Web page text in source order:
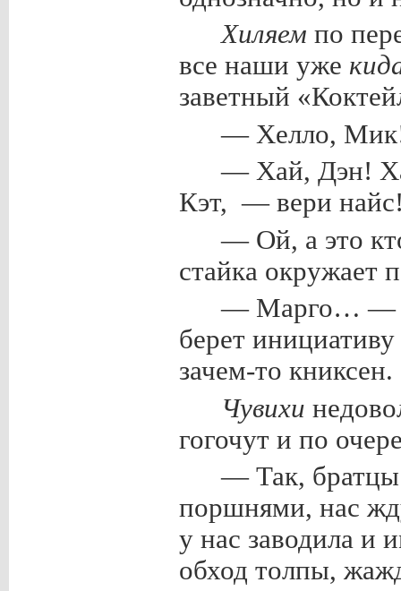
Хиляем по
все наши уже
заветный
— Хелло,
— Хай, Дэн!
Кэт, — вери
— Ой, а это
стайка окружает
— Марго… —
берет
зачем-то книксен.
Чувихи
гогочут и по
— Так, братцы
поршнями, нас
у нас заводила и
обход толпы,